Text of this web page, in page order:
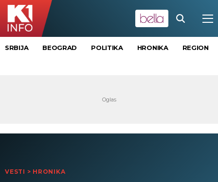
SRBIJA BEOGRAD POLITIKA HRONIKA REGION
VESTI > HRONIKA